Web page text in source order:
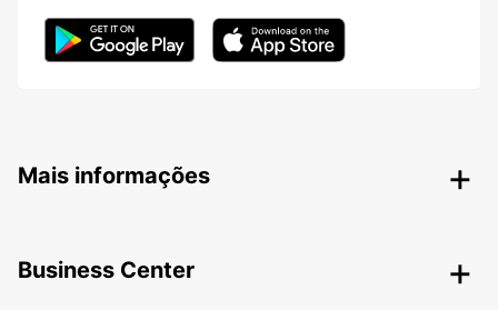
Mais informações
Business Center